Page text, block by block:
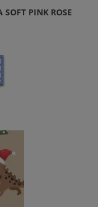
PINK ROSE